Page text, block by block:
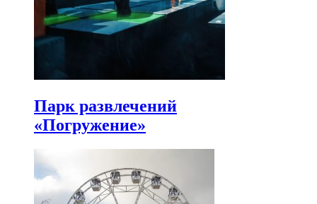
Парк развлечений
«Погружение»